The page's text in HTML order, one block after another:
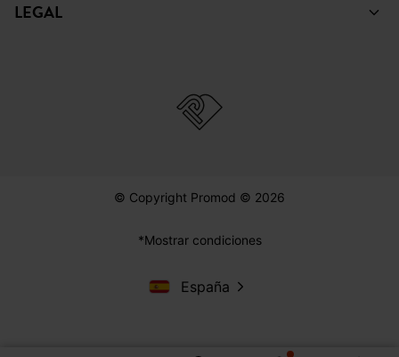
LEGAL
© Copyright Promod © 2026
*Mostrar condiciones
España